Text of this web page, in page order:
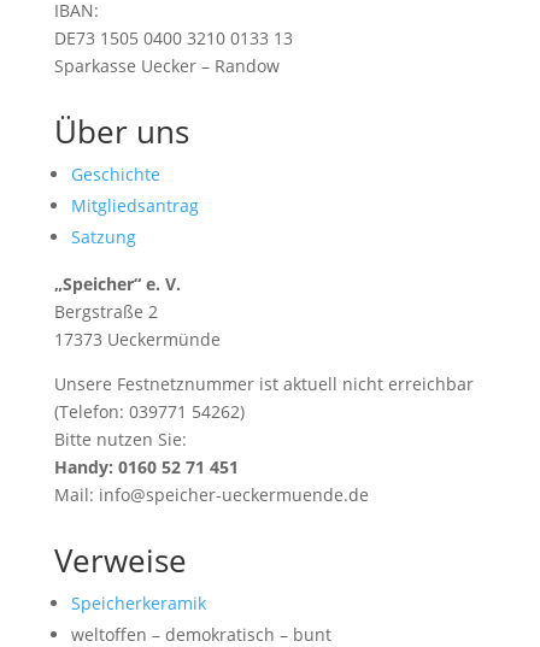
IBAN:
DE73 1505 0400 3210 0133 13
Sparkasse Uecker – Randow
Über uns
Geschichte
Mitgliedsantrag
Satzung
„Speicher“ e. V.
Bergstraße 2
17373 Ueckermünde
Unsere Festnetznummer ist aktuell nicht erreichbar
(Telefon: 039771 54262)
Bitte nutzen Sie:
Handy: 0160 52 71 451
Mail: info@speicher-ueckermuende.de
Verweise
Speicherkeramik
weltoffen – demokratisch – bunt